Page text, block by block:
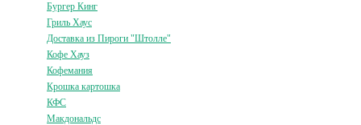
Бургер Кинг
Гриль Хаус
Доставка из Пироги "Штолле"
Кофе Хауз
Кофемания
Крошка картошка
КФС
Макдональдс